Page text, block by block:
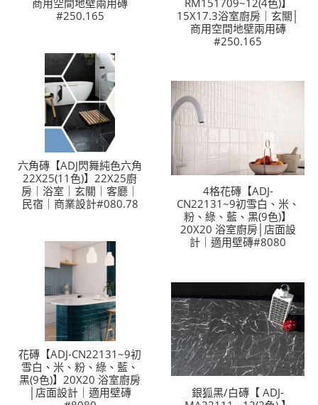
#250.165
15X17.3浴室廚房｜玄關│
商用空間地壁兩用磚
#250.165
六角磚【ADJ閃舞純色六角
22X25(11色)】22X25廚
房｜浴室｜玄關｜客廳｜
民宿｜商業設計#080.78
4格花磚【ADJ-
CN22131~9初雪白、米、
粉、綠、藍、黑(9色)】
20X20 浴室廚房│店面設
計｜適用壁磚#8080
花磚【ADJ-CN22131~9初
雪白、米、粉、綠、藍、
黑(9色)】20X20 浴室廚房
│店面設計｜適用壁磚
銀狐黑/白磚【 ADJ-